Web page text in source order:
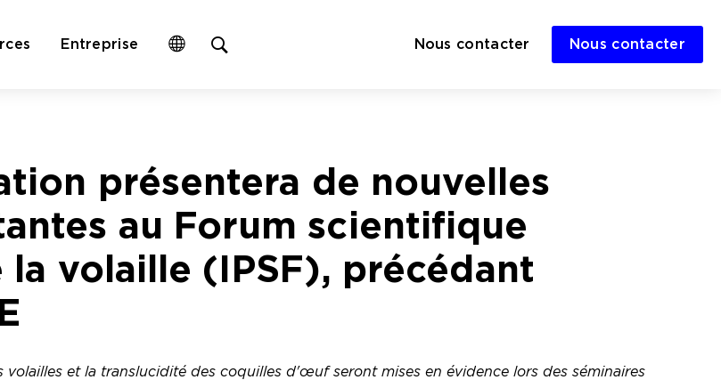
Entreprise Nous contacter Nous contacter
présentera de nouvelles
au Forum scientifique
volaille (IPSF), précédant
et la translucidité des coquilles d'œuf seront mises en évidence lors des séminaires